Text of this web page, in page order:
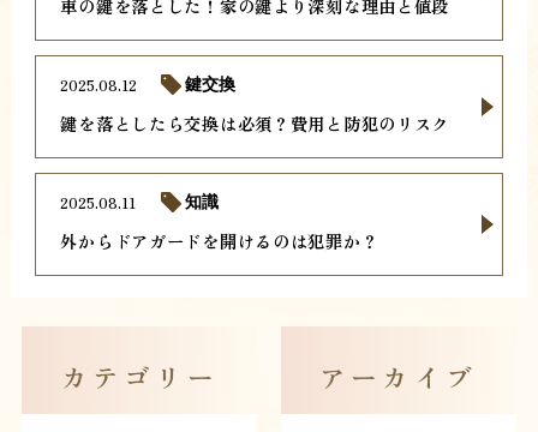
車の鍵を落とした！家の鍵より深刻な理由と値段
鍵を落としたら交換は必須？費用と防犯のリスク
2025.08.12 鍵交換
外からドアガードを開けるのは犯罪か？
2025.08.11 知識
カテゴリー アーカイブ